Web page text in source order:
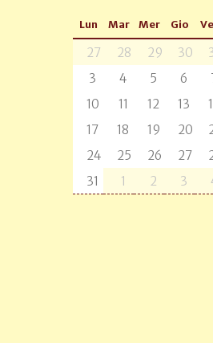
Lun Mar Mer Gio
27 28 29 30
3
4 5 6
10
11 12 13
17
18 19 20
24
25 26 27
31
1 2 3